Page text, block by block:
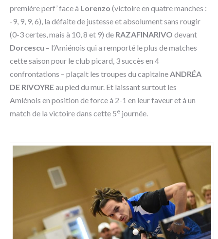
première perf’ face à Lorenzo (victoire en quatre manches :
-9, 9, 9, 6), la défaite de justesse et absolument sans rougir
(0-3 certes, mais à 10, 8 et 9) de RAZAFINARIVO devant
Dorcescu – l’Amiénois qui a remporté le plus de matches
cette saison pour le club picard, 3 succès en 4
confrontations – plaçait les troupes du capitaineANDRÉA
DE RIVOYREau pied du mur. Et laissant surtout les
Amiénois en position de force à 2-1 en leur faveur et à un
match de la victoire dans cette 5e journée.